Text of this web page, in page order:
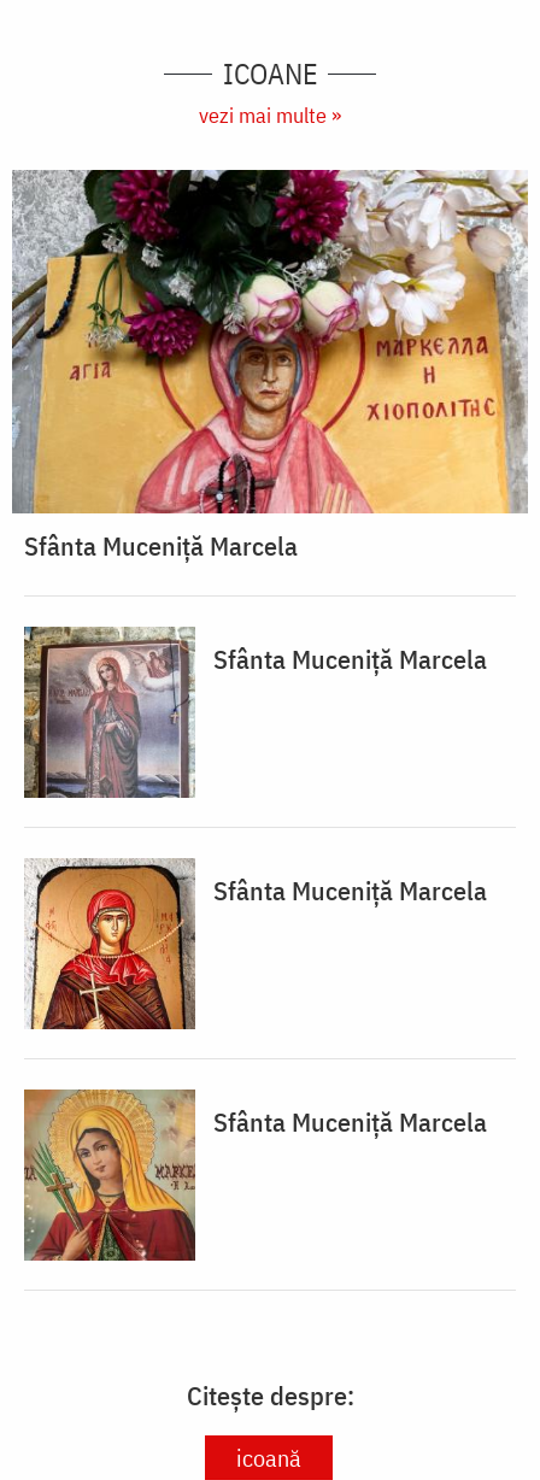
ICOANE
vezi mai multe »
Sfânta Muceniță Marcela
Sfânta Muceniță Marcela
Sfânta Muceniță Marcela
Sfânta Muceniță Marcela
Citește despre:
icoană